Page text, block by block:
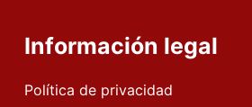
Información legal
Política de privacidad